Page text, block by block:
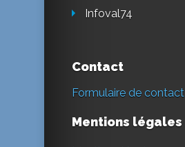
Infoval74
Contact
Formulaire de contact
Mentions légales